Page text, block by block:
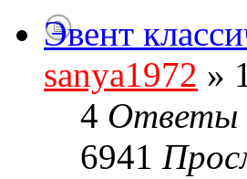
Эвент
sanya1972 »
4 Ответы
6941